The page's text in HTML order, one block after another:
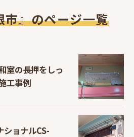
市』のページ一覧
室の長押をしっ
工事例
ショナルCS-